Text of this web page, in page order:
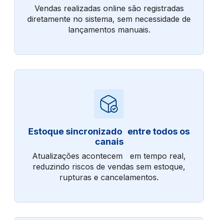
Vendas realizadas online são registradas
diretamente no sistema, sem necessidade de
lançamentos manuais.
Estoque sincronizado entre todos os
canais
Atualizações acontecem em tempo real,
reduzindo riscos de vendas sem estoque,
rupturas e cancelamentos.